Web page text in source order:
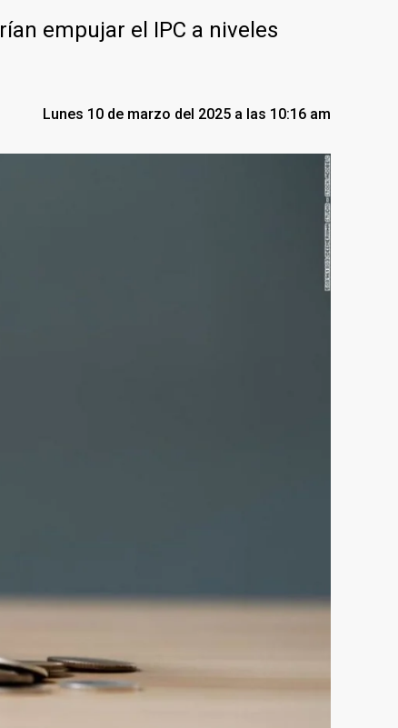
empujar el IPC a niveles
Lunes 10 de marzo del 2025 a las 10:16 am